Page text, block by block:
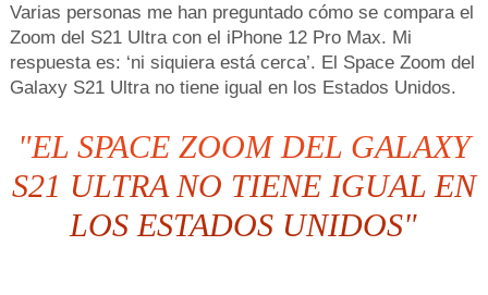
Varias personas me han preguntado cómo se compara el
Zoom del S21 Ultra con el iPhone 12 Pro Max. Mi
respuesta es: ‘ni siquiera está cerca’. El Space Zoom del
Galaxy S21 Ultra no tiene igual en los Estados Unidos.
"EL SPACE ZOOM DEL GALAXY
S21 ULTRA NO TIENE IGUAL EN
LOS ESTADOS UNIDOS"